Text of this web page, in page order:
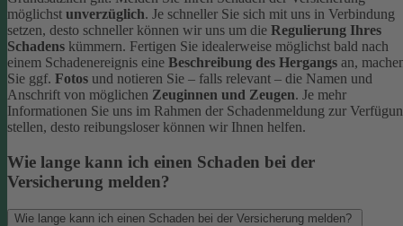
möglichst unverzüglich. Je schneller Sie sich mit uns in Verbindung
setzen, desto schneller können wir uns um die Regulierung Ihres
Schadens kümmern. Fertigen Sie idealerweise möglichst bald nach
einem Schadenereignis eine Beschreibung des Hergangs an,
Sie ggf. Fotos und notieren Sie – falls relevant – die Namen und
Anschrift von möglichen Zeuginnen und Zeugen. Je mehr
Informationen Sie uns im Rahmen der Schadenmeldung zur
stellen, desto reibungsloser können wir Ihnen helfen.
Wie lange kann ich einen Schaden bei der
Versicherung melden?
Wie lange kann ich einen Schaden bei der Versicherung melden?